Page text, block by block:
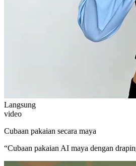
Langsung
video
Cubaan pakaian secara maya
“Cubaan pakaian AI maya dengan